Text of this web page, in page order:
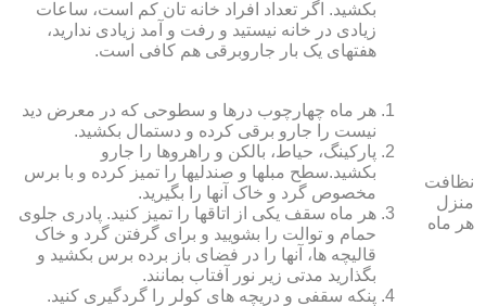
بکشید. اگر تعداد افراد خانه ‏تان کم است، ساعات
زیادی در خانه نیستید و رفت و آمد زیادی ندارید،
هفته‏ای یک بار جاروبرقی هم کافی است.
نظافت
منزل
هر ماه
هر ماه چهارچوب درها و سطوحی که در معرض دید
نیست را جارو برقی کرده و دستمال بکشید.
پارکینگ، حیاط، بالکن و راهروها را جارو
بکشید.سطح مبل‏ها و صندلی‏ها را تمیز کرده و با برس
مخصوص گرد و خاک آنها را بگیرید.
هر ماه سقف یکی از اتاق‏ها را تمیز کنید. پادری جلوی
حمام و توالت را بشویید و برای گرفتن گرد و خاک
قالیچه‏ ها، آنها را در فضای باز برده برس بکشید و
بگذارید مدتی زیر نور آفتاب بمانند.
پنکه سقفی و دریچه‏ های کولر را گردگیری کنید.